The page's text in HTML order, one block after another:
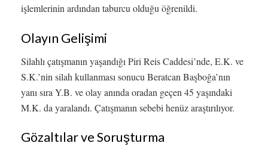
işlemlerinin ardından taburcu olduğu öğrenildi.
Olayın Gelişimi
Silahlı çatışmanın yaşandığı Piri Reis Caddesi’nde, E.K. ve
S.K.’nin silah kullanması sonucu Beratcan Başboğa’nın
yanı sıra Y.B. ve olay anında oradan geçen 45 yaşındaki
M.K. da yaralandı. Çatışmanın sebebi henüz araştırılıyor.
Gözaltılar ve Soruşturma